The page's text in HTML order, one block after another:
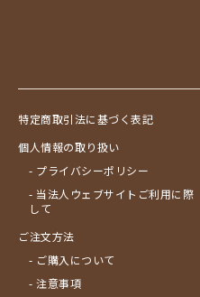
特定商取引法に基づく表記
個人情報の取り扱い
- プライバシーポリシー
- 当法人ウェブサイトご利用に際
して
ご注文方法
- ご購入について
- 注意事項